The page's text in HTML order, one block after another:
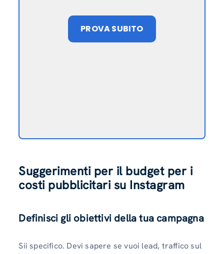
PROVA SUBITO
Suggerimenti per il budget per i
costi pubblicitari su Instagram
Definisci gli obiettivi della tua campagna
Sii specifico. Devi sapere se vuoi lead, traffico sul